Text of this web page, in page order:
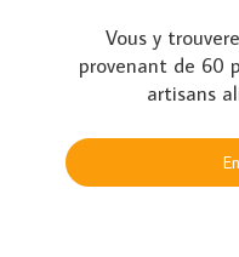
Vous y
provenant de 60
artisans